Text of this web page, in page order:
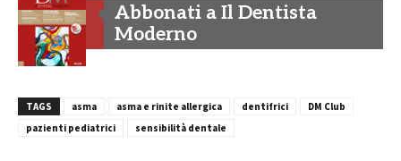
Abbonati a Il Dentista
Moderno
TAGS asma asma e rinite allergica dentifrici
DM Club
pazienti pediatrici
sensibilità dentale